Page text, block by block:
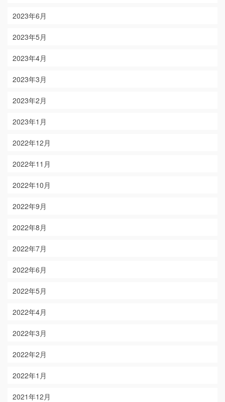
2023年6月
2023年5月
2023年4月
2023年3月
2023年2月
2023年1月
2022年12月
2022年11月
2022年10月
2022年9月
2022年8月
2022年7月
2022年6月
2022年5月
2022年4月
2022年3月
2022年2月
2022年1月
2021年12月